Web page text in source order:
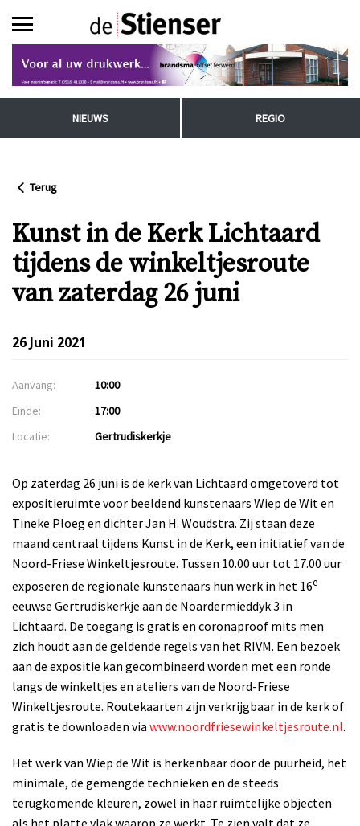
NIEUWS REGIO
Terug
Kunst in de Kerk Lichtaard
tijdens de winkeltjesroute
van zaterdag 26 juni
26 Juni 2021
Aanvang:
10:00
Einde:
17:00
Locatie:
Gertrudiskerkje
Op zaterdag 26 juni is de kerk van Lichtaard omgetoverd tot
expositieruimte voor beeldend kunstenaars Wiep de Wit en
Tineke Ploeg en dichter Jan H. Woudstra. Zij staan deze
maand centraal tijdens Kunst in de Kerk, een initiatief van de
Noord-Friese Winkeltjesroute. Tussen 10.00 uur tot 17.00 uur
exposeren de regionale kunstenaars hun werk in het 16e
eeuwse Gertrudiskerkje aan de Noardermieddyk 3 in
Lichtaard. De toegang is gratis en coronaproof mits men
zich houdt aan de geldende regels van het RIVM. Een bezoek
aan de expositie kan gecombineerd worden met een ronde
langs de winkeltjes en ateliers van de Noord-Friese
Winkeltjesroute. Routekaarten zijn verkrijgbaar in de kerk of
gratis te downloaden via www.noordfriesewinkeltjesroute.nl.
Het werk van Wiep de Wit is herkenbaar door de puurheid, het
minimale, de gemengde technieken en de steeds
terugkomende kleuren, zowel in haar ruimtelijke objecten
als het platte vlak waarop ze werkt. Te zien valt dat ze